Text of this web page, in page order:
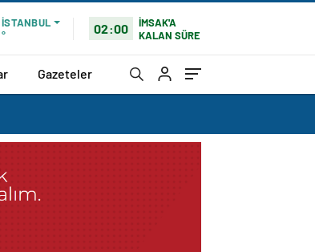
İSTANBUL
°
02:00
İMSAK'A
KALAN SÜRE
Gazeteler